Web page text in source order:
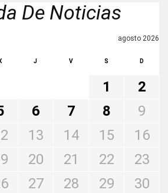
De Noticias
agosto 2026
J V S D
1
2
6 7 8
9
13 14 15
16
20 21 22
23
27 28 29
30